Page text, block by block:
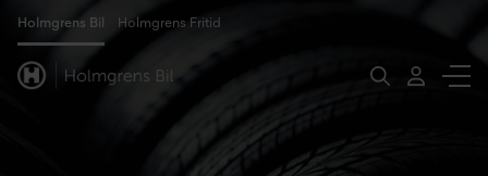
Holmgrens Bil Holmgrens Fritid